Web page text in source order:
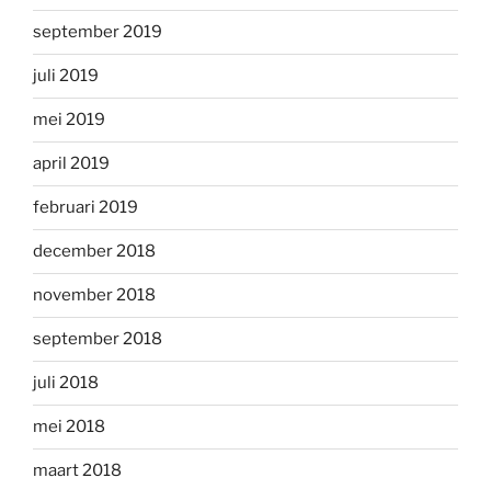
september 2019
juli 2019
mei 2019
april 2019
februari 2019
december 2018
november 2018
september 2018
juli 2018
mei 2018
maart 2018